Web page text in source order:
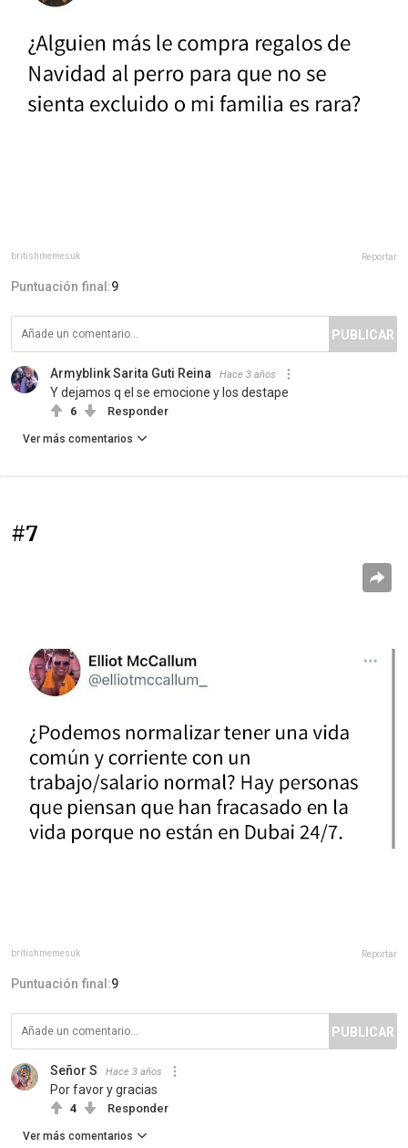
britishmemesuk Reportar
Puntuación final:9
PUBLICAR
Armyblink Sarita Guti Reina Hace 3 años
Y dejamos q el se emocione y los destape
6 Responder
Ver más comentarios
#7
britishmemesuk Reportar
Puntuación final:9
PUBLICAR
Señor S Hace 3 años
Por favor y gracias
4 Responder
Ver más comentarios